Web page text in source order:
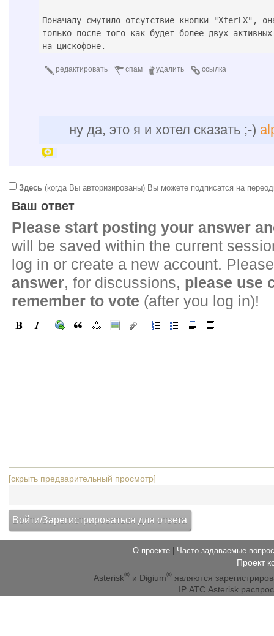
Поначалу смутило отсутствие кнопки "XferLX",
только после того как будет более двух активных
ссылка
удалить
спам
редактировать
ну да, это я и хотел сказать ;-)
Здесь (когда Вы авторизированы) Вы можете подписатся на
Ваш ответ
Please start posting your answer
will be saved within the current
log in or create a new account.
answer, for discussions, please use
remember to vote (after you log in)!
[скрыть предварительный просмотр]
О проекте Часто задаваемые
Проект
Asterisk® и Digium® являются
IP АТС Asterisk